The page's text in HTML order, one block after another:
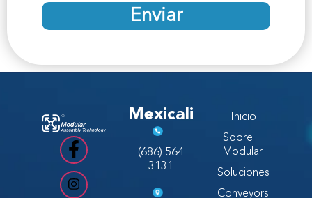
Enviar
Mexicali
(686) 564
3131
Inicio
Sobre
Modular
Soluciones
Conveyors